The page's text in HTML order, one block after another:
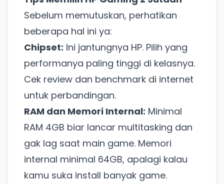
Sebelum memutuskan, perhatikan
beberapa hal ini ya:
Chipset: Ini jantungnya HP. Pilih yang
performanya paling tinggi di kelasnya.
Cek review dan benchmark di internet
untuk perbandingan.
RAM dan Memori Internal: Minimal
RAM 4GB biar lancar multitasking dan
gak lag saat main game. Memori
internal minimal 64GB, apalagi kalau
kamu suka install banyak game.